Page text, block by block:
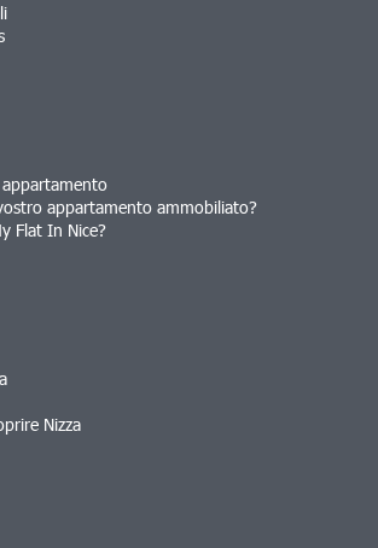
appartamento ammobiliato?
Flat In Nice?
Nizza